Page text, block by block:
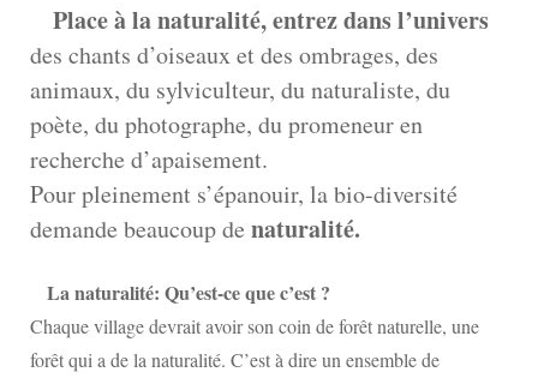
Place à la naturalité,entrez dans l’univers
des chants d’oiseaux et des ombrages, des
animaux, du sylviculteur, du naturaliste, du
poète, du photographe, du promeneur en
recherche d’apaisement.
Pour pleinement s’épanouir, la bio-diversité
demande beaucoup de naturalité.
La naturalité: Qu’est-ce que c’est ?
Chaque village devrait avoir son coin de forêt naturelle, une
forêt qui a de la naturalité. C’est à dire un ensemble de